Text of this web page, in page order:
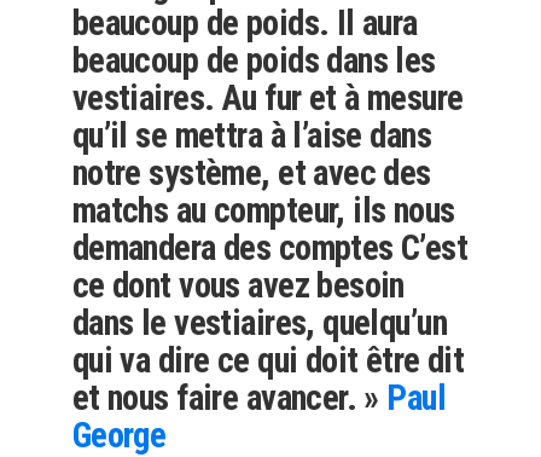
beaucoup de poids. Il aura
beaucoup de poids dans les
vestiaires. Au fur et à mesure
qu’il se mettra à l’aise dans
notre système, et avec des
matchs au compteur, ils nous
demandera des comptes C’est
ce dont vous avez besoin
dans le vestiaires, quelqu’un
qui va dire ce qui doit être dit
et nous faire avancer. » Paul
George